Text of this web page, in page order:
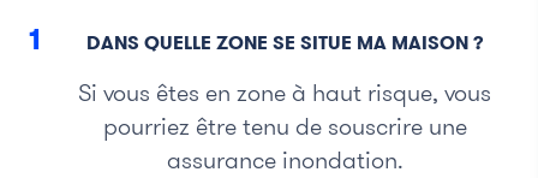
1 DANS QUELLE ZONE SE SITUE MA MAISON ?
Si vous êtes en zone à haut risque, vous
pourriez être tenu de souscrire une
assurance inondation.